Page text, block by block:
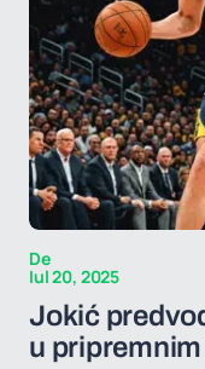
De
Iul 20, 2025
Jokić
u